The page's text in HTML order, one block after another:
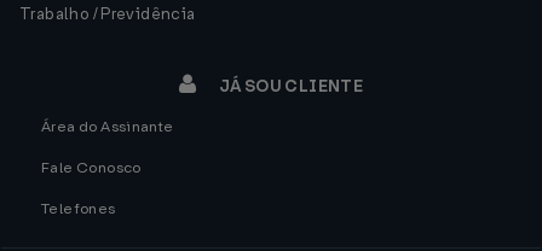
Trabalho / Previdência
JÁ SOU CLIENTE
Área do Assinante
Fale Conosco
Telefones